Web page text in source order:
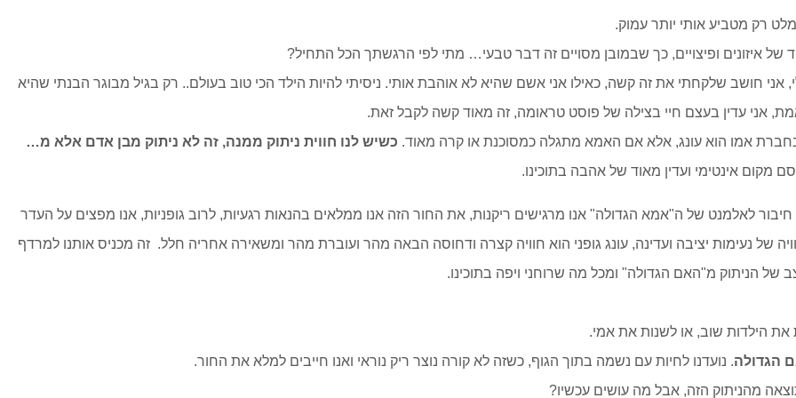
רק מטביע אותי יותר עמוק.
איזונים ופיצויים, כך שבמובן מסויים זה דבר טבעי… מתי לפי הרגשתך הכל התחיל?
אני חושב שלקחתי את זה קשה, כאילו אני אשם שהיא לא אוהבת אותי. ניסיתי להיות הילד הכי טוב בעולם.. רק בגיל מבוגר הבנתי שהיא
אני עדין בעצם חיי בצילה של פוסט טראומה, זה מאוד קשה לקבל זאת.
אמו הוא עונג, אלא אם האמא מתגלה כמסוכנת או קרה מאוד. כשיש לנו חווית ניתוק ממנה, זה לא ניתוק מבן אדם אלא מ…
מקום אינטימי ועדין מאוד של אהבה בתוכינו.
לאלמנט של ה"אמא הגדולה" אנו מרגישים ריקנות, את החור הזה אנו ממלאים בהנאות רגעיות, לרוב גופניות, אנו מפצים על העדר
של נעימות יציבה ועדינה, עונג גופני הוא חוויה קצרה ודחוסה הבאה מהר ועוברת מהר ומשאירה אחריה חלל. זה מכניס אותנו למרדף
הניתוק מ"האם הגדולה" ומכל מה שרוחני ויפה בתוכינו.
את הילדות שוב, או לשנות את אמי.
הגדולה. נועדנו לחיות עם נשמה בתוך הגוף, כשזה לא קורה נוצר ריק נוראי ואנו חייבים למלא את החור.
מהניתוק הזה, אבל מה עושים עכשיו?